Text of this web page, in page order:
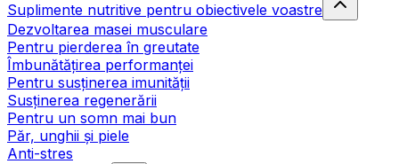
Suplimente nutritive pentru obiectivele voastre
Dezvoltarea masei musculare
Pentru pierderea în greutate
Îmbunătățirea performanței
Pentru susținerea imunității
Susținerea regenerării
Pentru un somn mai bun
Păr, unghii și piele
Anti-stres